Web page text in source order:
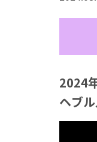
2024
ヘブ